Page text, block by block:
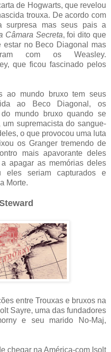
de Hogwarts, que revelou
trouxa. De acordo com
surpresa mas seus pais a
Câmara Secreta, foi dito que
estar no Beco Diagonal mas
com os Weasley.
que ficou fascinado pelos
ao mundo bruxo tem seus
ao Beco Diagonal, os
mundo bruxo quando se
supremacista do sangue-
o que provocou uma luta
os Granger tremendo de
mais apavorante deles
apagar as memórias deles
eles seriam capturados e
Morte.
entre Trouxas e bruxos na
Sayre, uma das fundadores
e seu marido No-Maj,
chegar na América-com Isolt